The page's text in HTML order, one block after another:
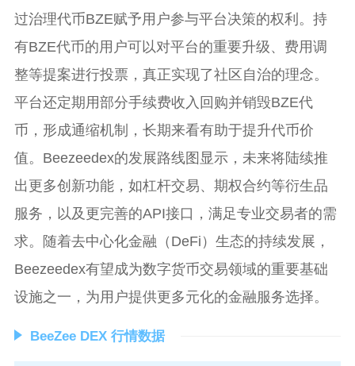
过治理代币BZE赋予用户参与平台决策的权利。持
有BZE代币的用户可以对平台的重要升级、费用调
整等提案进行投票，真正实现了社区自治的理念。
平台还定期用部分手续费收入回购并销毁BZE代
币，形成通缩机制，长期来看有助于提升代币价
值。Beezeedex的发展路线图显示，未来将陆续推
出更多创新功能，如杠杆交易、期权合约等衍生品
服务，以及更完善的API接口，满足专业交易者的需
求。随着去中心化金融（DeFi）生态的持续发展，
Beezeedex有望成为数字货币交易领域的重要基础
设施之一，为用户提供更多元化的金融服务选择。
BeeZee DEX 行情数据